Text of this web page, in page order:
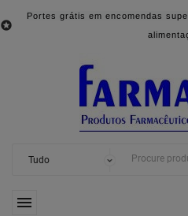

Portes grátis em encomendas
